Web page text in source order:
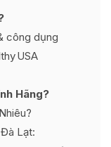
công dụng
USA
Hãng?
Lạt: